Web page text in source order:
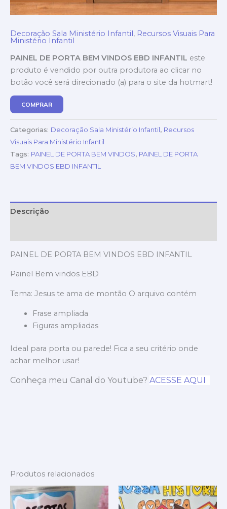
Decoração Sala Ministério Infantil, Recursos Visuais Para
Ministério Infantil
PAINEL DE PORTA BEM VINDOS EBD INFANTIL este
produto é vendido por outra produtora ao clicar no
botão você será direcionado (a) para o site da hotmart!
COMPRAR
Categorias: Decoração Sala Ministério Infantil, Recursos
Visuais Para Ministério Infantil
Tags: PAINEL DE PORTA BEM VINDOS, PAINEL DE PORTA
BEM VINDOS EBD INFANTIL
Descrição
PAINEL DE PORTA BEM VINDOS EBD INFANTIL
Painel Bem vindos EBD
Tema: Jesus te ama de montão O arquivo contém
Frase ampliada
Figuras ampliadas
Ideal para porta ou parede! Fica a seu critério onde
achar melhor usar!
Conheça meu Canal do Youtube? ACESSE AQUI
Produtos relacionados